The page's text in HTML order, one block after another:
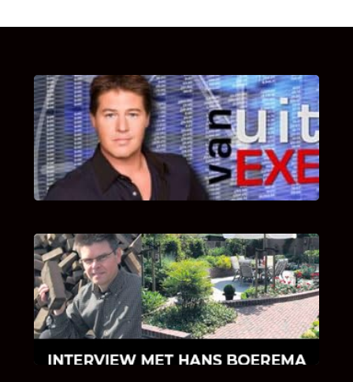
UITSTEL VAN EXECUTIE
Bekijk hier de fragmenten van de deelname
van Bricks and Stones aan dit programma.
INTERVIEW MET HANS BOEREMA
Hoe Bricks and Stones ontstaan is en wat
Hans Boerema motiveert in de wereld van
klinkers en tegels!